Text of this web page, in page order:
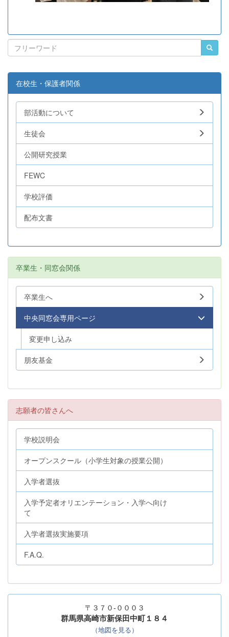
在校生・保護者関係
部活動について
生徒会
公開研究授業
FEWC
学校評価
配布文書
卒業生・同窓会関係
卒業生へ
中央同窓会専用ページ
変更申し込み
朋友基金
志願者の皆さんへ
学校説明会
オープンスクール（小学生対象の授業公開）
入学者選抜
入学予定者オリエンテーション・入学へ向け
て
入学者選抜実施要項
F.A.Q.
〒３７０-０００３
群馬県高崎市新保田中町１８４
（地図を見る）